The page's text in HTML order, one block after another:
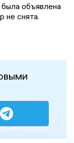
объявлена
не снята.